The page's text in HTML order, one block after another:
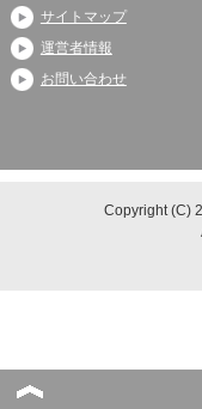
サイトマップ
運営者情報
お問い合わせ
Copyright (C)